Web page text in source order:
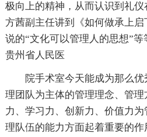
极向上的精神，从而认识到礼仪
方茜副主任讲到《如何做承上
说的“文化可以管理人的思想”
贵州省人民医
院手术室今天能成为那么优
理团队为主体的管理理念、管
力、学习力、创新力、价值力
理队伍的能力方面起着重要的